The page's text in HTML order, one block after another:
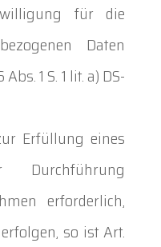
für die
Daten
1 S. 1 lit. a) DS-
Erfüllung eines
erforderlich,
so ist Art.